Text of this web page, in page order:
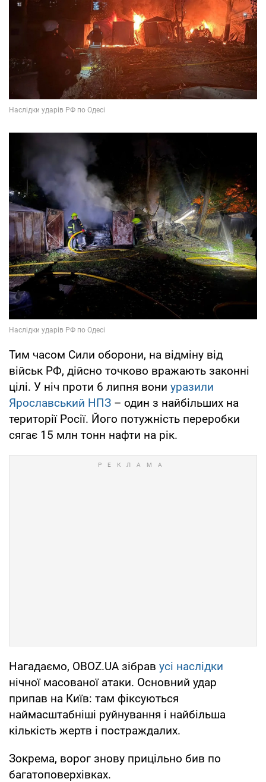
Тим часом Сили оборони, на відміну від
військ РФ, дійсно точково вражають законні
цілі. У ніч проти 6 липня вони уразили
Ярославський НПЗ – один з найбільших на
території Росії. Його потужність переробки
сягає 15 млн тонн нафти на рік.
Нагадаємо, OBOZ.UA зібрав усі наслідки
нічної масованої атаки. Основний удар
припав на Київ: там фіксуються
наймасштабніші руйнування і найбільша
кількість жертв і постраждалих.
Зокрема, ворог знову прицільно бив по
багатоповерхівках.